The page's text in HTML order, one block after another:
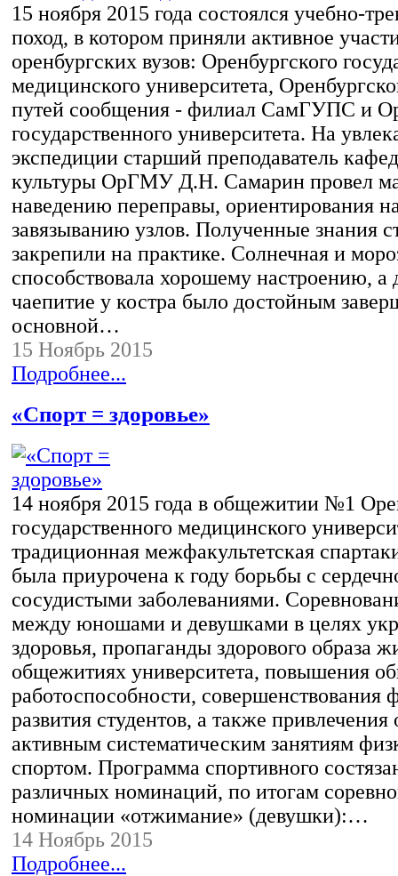
15 ноября 2015 года состоялся учебно-
поход, в котором приняли активное
оренбургских вузов: Оренбургского
медицинского университета,
путей сообщения - филиал СамГУПС и
государственного университета. На
экспедиции старший преподаватель
культуры ОрГМУ Д.Н. Самарин провел
наведению переправы, ориентирования
завязыванию узлов. Полученные знания
закрепили на практике. Солнечная и
способствовала хорошему настроению, а
чаепитие у костра было достойным
основной…
15 Ноябрь 2015
Подробнее...
«Спорт = здоровье»
14 ноября 2015 года в общежитии №1
государственного медицинского
традиционная межфакультетская
была приурочена к году борьбы с
сосудистыми заболеваниями.
между юношами и девушками в целях
здоровья, пропаганды здорового образа
общежитиях университета, повышения
работоспособности, совершенствования
развития студентов, а также
активным систематическим занятиям
спортом. Программа спортивного
различных номинаций, по итогам
номинации «отжимание» (девушки):…
14 Ноябрь 2015
Подробнее...